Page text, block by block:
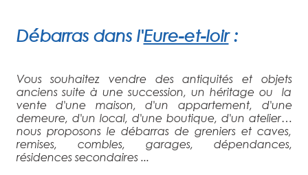
Débarras dans l'Eure-et-loir:
Vous souhaitez vendre des antiquités et objets
anciens suite à une succession, un héritage ou la
vente d'une maison, d'un appartement, d'une
demeure, d'un local, d'une boutique, d'un atelier…
nous proposons le débarras de greniers et caves,
remises, combles, garages, dépendances,
résidences secondaires ...